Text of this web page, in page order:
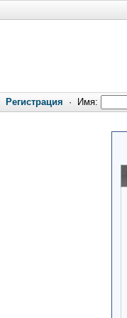
Регистрация · Имя: